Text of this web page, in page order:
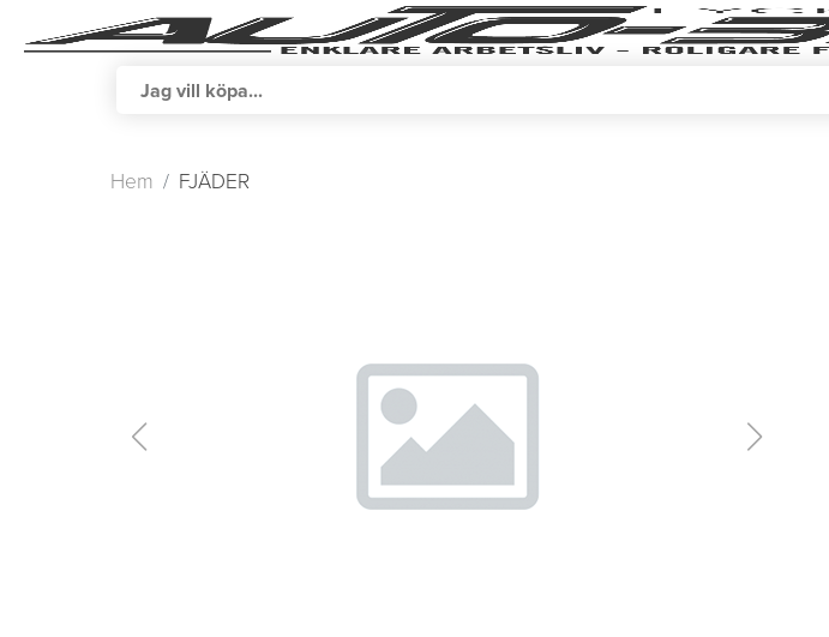
Hem FJÄDER